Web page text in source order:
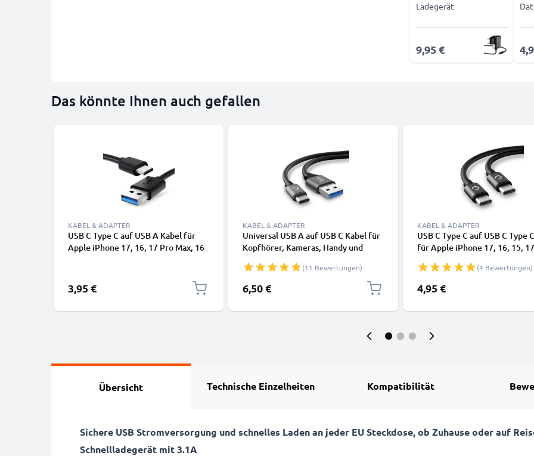
Ladegerät
9,95 €
Das könnte Ihnen auch gefallen
KABEL & ADAPTER
USB C Type C auf USB A Kabel für
Apple iPhone 17, 16, 17 Pro Max, 16
Samsung Galaxy S25 Ultra, S25, S23,
S22 Plus Google Pixel 10, 9a Sony
3,95 €
KABEL & ADAPTER
Universal USB A auf USB C Kabel für
Kopfhörer, Kameras, Handy und
uvm - Lade- & Datenkabel 2m grau
(11 Bewertungen)
6,50 €
KABEL & ADAPTER
USB C Type C auf USB C Type
für Apple iPhone 17, 16, 15,
15 Pro, iPad Air 4 (2020) -
4 (2020) - A2316, Air 4 (2020) -
A2324, Air 4 (2020) - A2325 LG
(4 Bewertungen)
4,95 €
Übersicht Technische Einzelheiten Kompatibilität
Sichere USB Stromversorgung und schnelles Laden an jeder EU Steckdose, ob Zuhause oder auf
Schnellladegerät mit 3.1A